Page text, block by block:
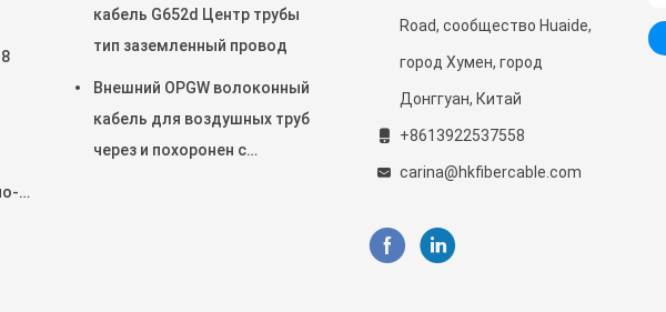
кабель G652d Центр трубы
тип заземленный провод
Внешний OPGW волоконный
кабель для воздушных труб
через и похоронен с
Road, сообщество Huaide,
город Хумен, город
Донггуан, Китай
+8613922537558
carina@hkfibercable.com